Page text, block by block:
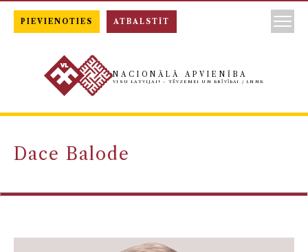
NACIONĀLĀ APVIENĪBA
VISU LATVIJAI! - TĒVZEMEI UN BRĪVĪBAI / LNNK
Dace Balode
PIEVIENOTIES ATBALSTĪT